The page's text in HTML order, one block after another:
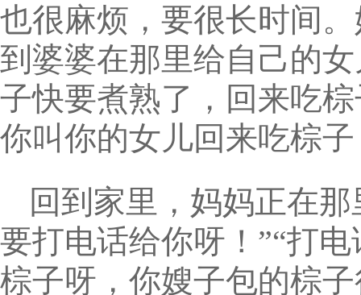
也很麻烦，要很长时间
到婆婆在那里给自己的
子快要煮熟了，回来吃
你叫你的女儿回来吃棕
回到家里，妈妈正在
要打电话给你呀！”“打
棕子呀，你嫂子包的棕